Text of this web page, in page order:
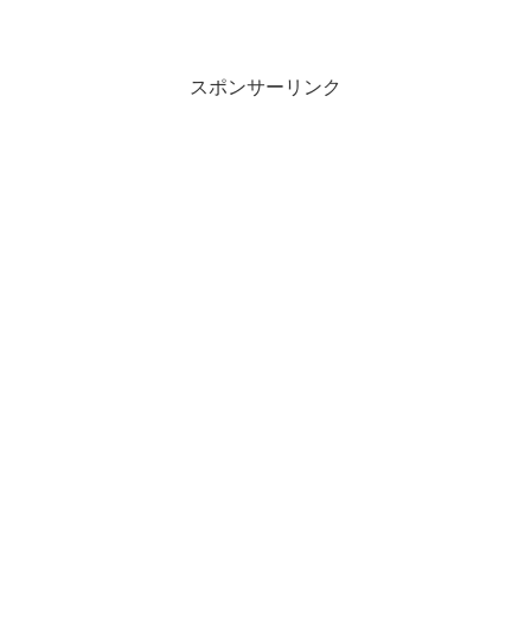
スポンサーリンク